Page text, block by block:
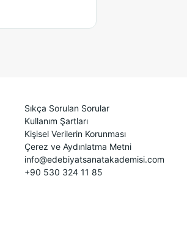
Sıkça Sorulan Sorular
Kullanım Şartları
Kişisel Verilerin Korunması
Çerez ve Aydınlatma Metni
info@edebiyatsanatakademisi.com
+90 530 324 11 85